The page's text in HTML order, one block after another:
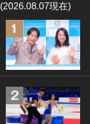
(2026.08.07現在)